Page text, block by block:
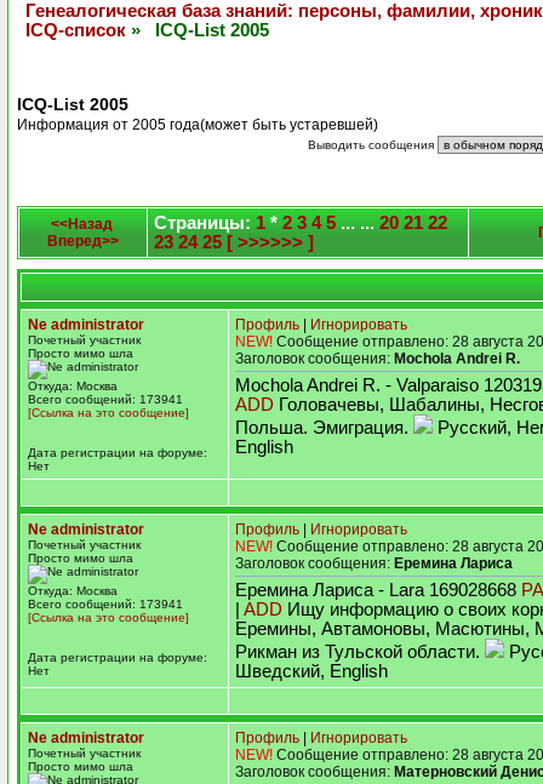
Генеалогическая база знаний: персоны, фамилии,
ICQ-список » ICQ-List 2005
ICQ-List 2005
Информация от 2005 года(может быть устаревшей)
Выводить сообщения
<<Назад
Вперед>>
Страницы: 1 * 2 3 4 5 ... ... 20 21 22
23 24 25 [ >>>>>> ]
Ne administrator
Почетный участник
Просто мимо шла
Откуда: Москва
Всего сообщений: 173941
[Ссылка на это сообщение]
Дата регистрации на форуме:
Нет
Профиль
Игнорировать
NEW! Сообщение отправлено: 28 августа
Заголовок сообщения: Mochola Andrei R.
Mochola Andrei R. - Valparaiso
ADD Головачевы, Шабалины,
Польша. Эмиграция.
Русский,
English
Ne administrator
Почетный участник
Просто мимо шла
Откуда: Москва
Всего сообщений: 173941
[Ссылка на это сообщение]
Дата регистрации на форуме:
Нет
Профиль
Игнорировать
NEW! Сообщение отправлено: 28 августа
Заголовок сообщения: Еремина Лариса
Еремина Лариса - Lara 169028668
ADD Ищу информацию о своих
Еремины, Автамоновы, Масютины,
Рикман из Тульской области.
Шведский, English
Ne administrator
Почетный участник
Просто мимо шла
Профиль
Игнорировать
NEW! Сообщение отправлено: 28 августа
Заголовок сообщения: Матерновский